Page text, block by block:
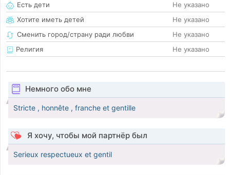
Есть дети
Не указано
Хотите иметь детей
Не указано
Сменить город/страну ради любви
Не указано
Религия
Не указано
Немного обо мне
Stricte , honnête , franche et gentille
Я хочу, чтобы мой партнёр был
Serieux respectueux et gentil